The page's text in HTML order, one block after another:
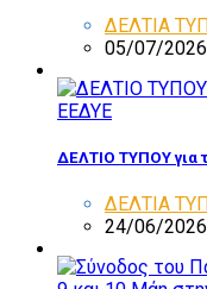
ΔΕΛΤΙΑ
05/07/2026
ΔΕΛΤΙΟ ΤΥΠΟΥ για
ΔΕΛΤΙΑ
24/06/2026